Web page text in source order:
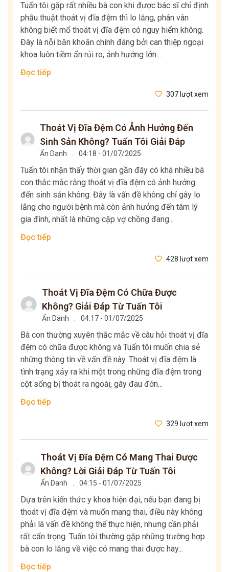
Tuấn tôi gặp rất nhiều bà con khi được bác sĩ chỉ định
phẫu thuật thoát vị đĩa đệm thì lo lắng, phân vân
không biết mổ thoát vị đĩa đệm có nguy hiểm không.
Đây là nỗi băn khoăn chính đáng bởi can thiệp ngoại
khoa luôn tiềm ẩn rủi ro, ảnh hưởng lớn...
Đọc tiếp
307 lượt xem
Thoát Vị Đĩa Đệm Có Ảnh Hưởng Đến
Sinh Sản Không? Tuấn Tôi Giải Đáp
Ẩn Danh 04:18 - 01/07/2025
Tuấn tôi nhận thấy thời gian gần đây có khá nhiều bà
con thắc mắc rằng thoát vị đĩa đệm có ảnh hưởng
đến sinh sản không. Đây là vấn đề không chỉ gây lo
lắng cho người bệnh mà còn ảnh hưởng đến tâm lý
gia đình, nhất là những cặp vợ chồng đang...
Đọc tiếp
428 lượt xem
Thoát Vị Đĩa Đệm Có Chữa Được
Không? Giải Đáp Từ Tuấn Tôi
Ẩn Danh 04:17 - 01/07/2025
Bà con thường xuyên thắc mắc về câu hỏi thoát vị đĩa
đệm có chữa được không và Tuấn tôi muốn chia sẻ
những thông tin về vấn đề này. Thoát vị đĩa đệm là
tình trạng xảy ra khi một trong những đĩa đệm trong
cột sống bị thoát ra ngoài, gây đau đớn...
Đọc tiếp
329 lượt xem
Thoát Vị Đĩa Đệm Có Mang Thai Được
Không? Lời Giải Đáp Từ Tuấn Tôi
Ẩn Danh 04:15 - 01/07/2025
Dựa trên kiến thức y khoa hiện đại, nếu bạn đang bị
thoát vị đĩa đệm và muốn mang thai, điều này không
phải là vấn đề không thể thực hiện, nhưng cần phải
rất cẩn trọng. Tuấn tôi thường gặp những trường hợp
bà con lo lắng về việc có mang thai được hay...
Đọc tiếp